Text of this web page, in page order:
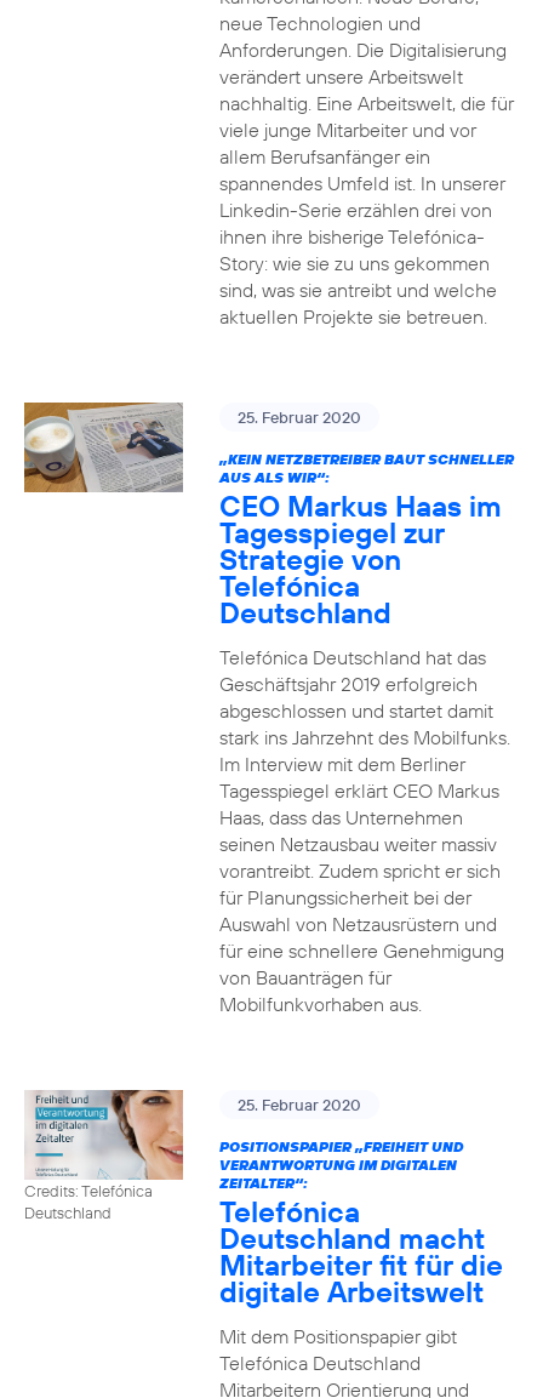
neue Technologien und
Anforderungen. Die Digitalisierung
verändert unsere Arbeitswelt
nachhaltig. Eine Arbeitswelt, die für
viele junge Mitarbeiter und vor
allem Berufsanfänger ein
spannendes Umfeld ist. In unserer
Linkedin-Serie erzählen drei von
ihnen ihre bisherige Telefónica-
Story: wie sie zu uns gekommen
sind, was sie antreibt und welche
aktuellen Projekte sie betreuen.
25. Februar 2020
„KEIN NETZBETREIBER BAUT SCHNELLER
AUS ALS WIR“:
CEO Markus Haas im
Tagesspiegel zur
Strategie von
Telefónica
Deutschland
Telefónica Deutschland hat das
Geschäftsjahr 2019 erfolgreich
abgeschlossen und startet damit
stark ins Jahrzehnt des Mobilfunks.
Im Interview mit dem Berliner
Tagesspiegel erklärt CEO Markus
Haas, dass das Unternehmen
seinen Netzausbau weiter massiv
vorantreibt. Zudem spricht er sich
für Planungssicherheit bei der
Auswahl von Netzausrüstern und
für eine schnellere Genehmigung
von Bauanträgen für
Mobilfunkvorhaben aus.
Credits: Telefónica
Deutschland
25. Februar 2020
POSITIONSPAPIER „FREIHEIT UND
VERANTWORTUNG IM DIGITALEN
ZEITALTER“:
Telefónica
Deutschland macht
Mitarbeiter fit für die
digitale Arbeitswelt
Mit dem Positionspapier gibt
Telefónica Deutschland
Mitarbeitern Orientierung und